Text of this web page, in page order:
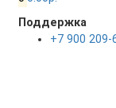
Поддержка
+7 900 209-